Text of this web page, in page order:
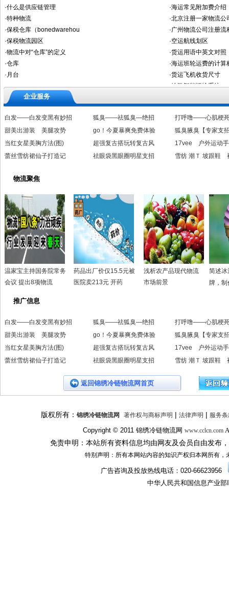
企业服务
白发——白发变黑有妙招 狐臭——祛狐臭—绝招
打呼噜——心肌梗
甜美出游装 美腿攻势
go！今夏暴爽免费体验
狐臭腋臭【专家支
当红女星美胸方法(图)
超强复古搭玩转复古风
17vee 户外运动
蕾丝雪纺裙仙子打造记
祛眼袋黑眼圈明星支招 雪纺 潮Ｔ 坡跟鞋
物流聚焦
温家宝主持国务院常务
会议 提出8项物流
药品出厂价仅15.5元被
医院卖213元 开药
浅析农产品现代物流
市场前景
简述冰
牌，制
推广信息
白发——白发变黑有妙招 狐臭——祛狐臭—绝招
打呼噜——心肌梗
甜美出游装 美腿攻势
go！今夏暴爽免费体验
狐臭腋臭【专家支
当红女星美胸方法(图)
超强复古搭玩转复古风
17vee 户外运动
蕾丝雪纺裙仙子打造记
祛眼袋黑眼圈明星支招 雪纺 潮Ｔ 坡跟鞋
返回锦绣冷链物流网首页
版权所有： 锦绣冷链物流网 著作权与商标声明 | 法律声明 | 服务条
Copyright © 2011 锦绣冷链物流网 www.cclcn.com
免责申明：本站所有资料信息均由网友及会员自由发布
特别声明：所有本网站内容的知识产权归本网所有
广告咨询及投放热线电话： 020-66623956
中华人民共和国信息产业